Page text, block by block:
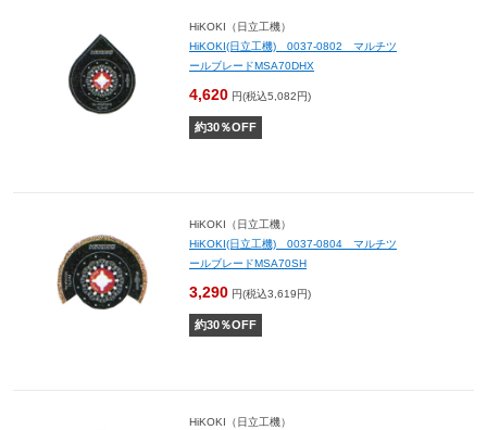
HiKOKI（日立工機）
HiKOKI(日立工機) 0037-0802 マルチツ
ールブレードMSA70DHX
4,620 円(税込5,082円)
約30％OFF
HiKOKI（日立工機）
HiKOKI(日立工機) 0037-0804 マルチツ
ールブレードMSA70SH
3,290 円(税込3,619円)
約30％OFF
HiKOKI（日立工機）